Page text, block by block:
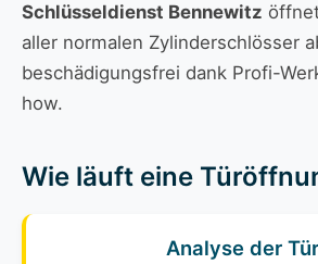
Schlüsseldienst Bennewitz
aller normalen Zylinderschlösser
beschädigungsfrei dank Profi-
how.
Wie läuft eine
Analyse der